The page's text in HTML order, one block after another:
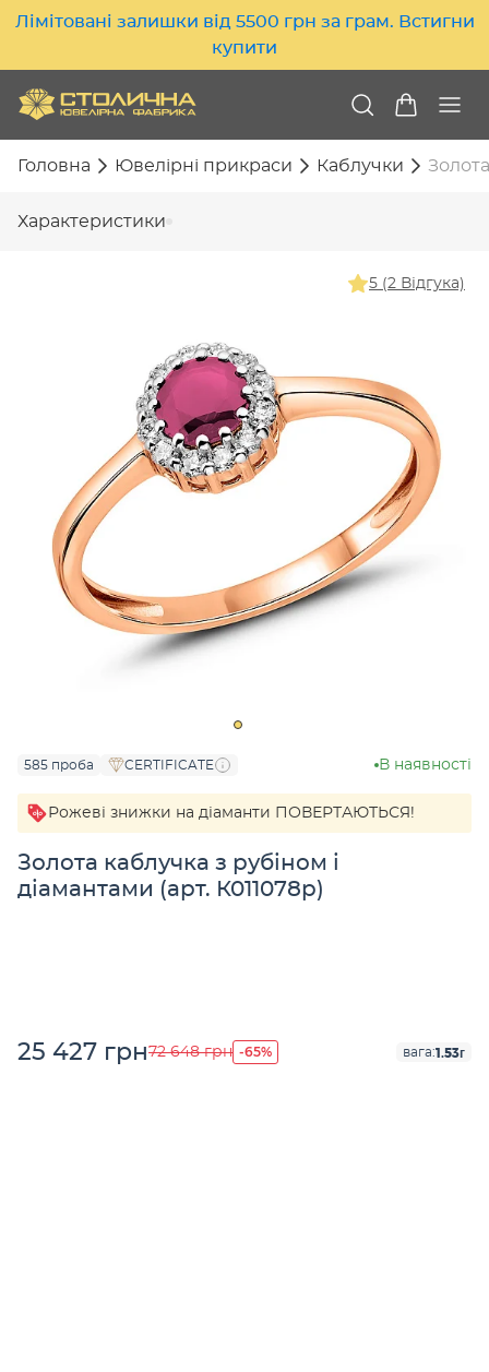
Лімітовані залишки від 5500 грн за грам. Встигни
купити
Головна Ювелірні прикраси Каблучки
Характеристики
5 (2 Відгука)
585 проба CERTIFICATE В наявності
Рожеві знижки на діаманти ПОВЕРТАЮТЬСЯ!
Золота каблучка з рубіном і
діамантами (арт. К011078р)
25 427 грн72 648 грн -65% вага:1.53г